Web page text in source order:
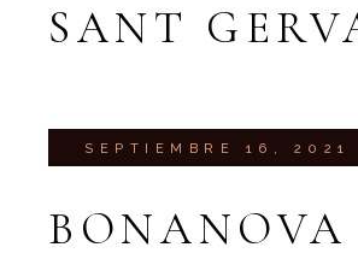
SANT
SEPTIEMBRE 16, 2021
BONANOVA